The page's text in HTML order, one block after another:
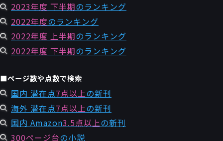
2023年度 下半期のランキング
2022年度のランキング
2022年度 上半期のランキング
2022年度 下半期のランキング
■ページ数や点数で検索
国内 潜在点7点以上の新刊
海外 潜在点7点以上の新刊
国内 Amazon3.5点以上の新刊
300ページ台の小説